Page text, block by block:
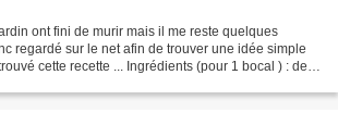
ont fini de murir mais il me reste quelques
regardé sur le net afin de trouver une idée simple
cette recette ... Ingrédients (pour 1 bocal ) : des